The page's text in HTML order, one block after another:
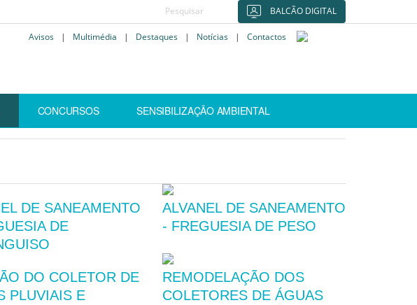
BALCÃO DIGITAL
Avisos
| Multimédia | Destaques | Notícias | Contactos
CONCURSOS SENSIBILIZAÇÃO AMBIENTAL
DE SANEAMENTO
DE
ALVANEL DE SANEAMENTO
- FREGUESIA DE PESO
DO COLETOR DE
PLUVIAIS E
REMODELAÇÃO DOS
COLETORES DE ÁGUAS